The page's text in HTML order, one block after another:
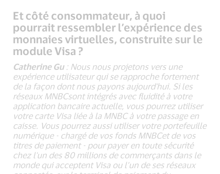
Et côté consommateur, à quoi
pourrait ressembler l’expérience des
monnaies virtuelles, construite sur le
module Visa ?
Catherine Gu: Nous nous projetons vers une
expérience utilisateur qui se rapproche fortement
de la façon dont nous payons aujourd'hui. Si les
réseaux MNBCsont intégrés avec fluidité à votre
application bancaire actuelle, vous pourrez utiliser
votre carte Visa liée à la MNBC à votre passage en
caisse. Vous pourrez aussi utiliser votre portefeuille
numérique - chargé de vos fonds MNBCet de vos
titres de paiement - pour payer en toute sécurité
chez l'un des 80 millions de commerçants dans le
monde qui acceptent Visa ou l’un de ses réseaux